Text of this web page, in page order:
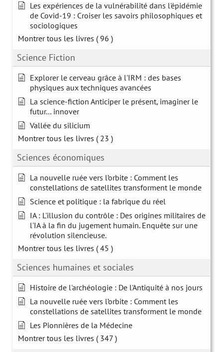
Les expériences de la vulnérabilité dans l'épidémie
de Covid-19 : Croiser les savoirs philosophiques et
sociologiques
Montrer tous les livres ( 96 )
Science Fiction
Explorer le cerveau grâce à l'IRM : des bases
physiques aux techniques avancées
La science-fiction Anticiper le présent, imaginer le
futur… innover
Vallée du silicium
Montrer tous les livres ( 23 )
Sciences économiques
La nouvelle ruée vers l’orbite : Comment les
constellations de satellites transforment le monde
Science et politique : la fabrique du réel
IA : L'illusion du contrôle : Des origines militaires de
l'IA à la fin du jugement humain. Enquête sur une
révolution silencieuse.
Montrer tous les livres ( 45 )
Sciences humaines et sociales
Histoire de l'archéologie : De l'Antiquité à nos jours
La nouvelle ruée vers l’orbite : Comment les
constellations de satellites transforment le monde
Les Pionnières de la Médecine
Montrer tous les livres ( 347 )